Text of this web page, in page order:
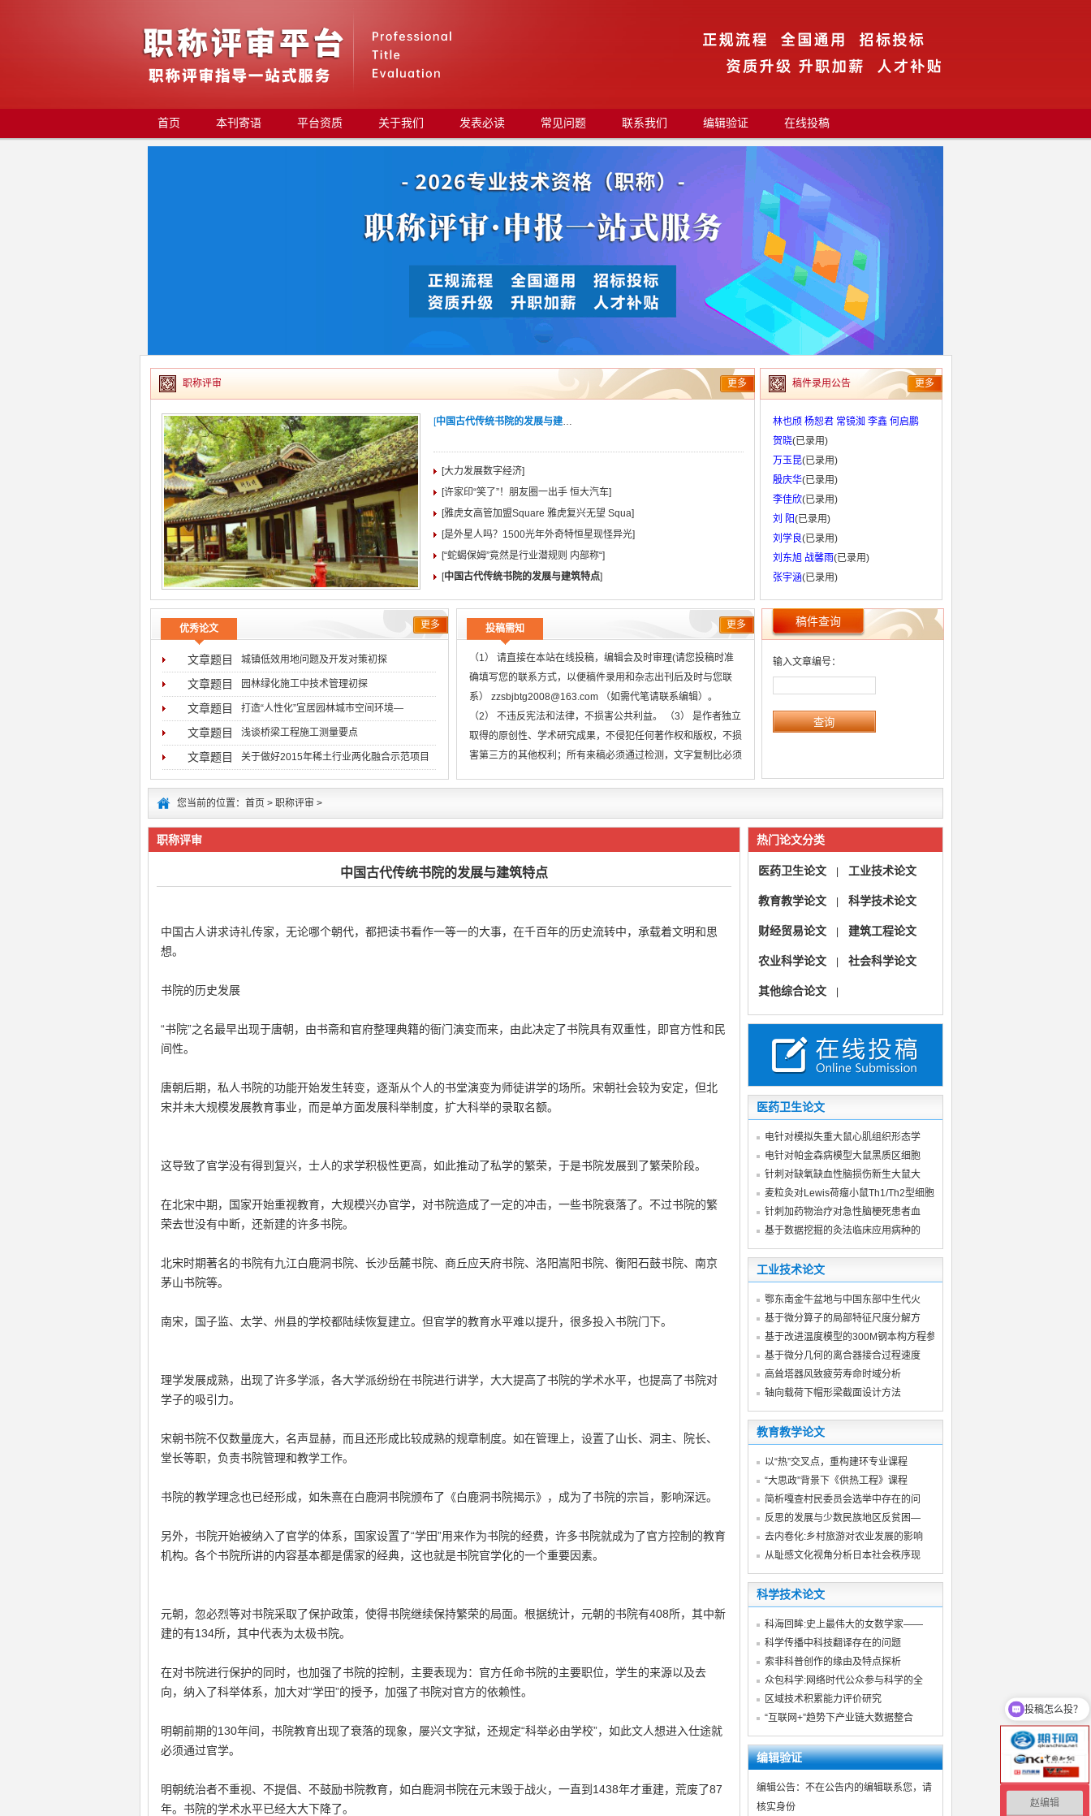
首页 本刊寄语 平台资质 关于我们 发表必读 常见问题 联系我们 编辑验证 在线投稿
职称评审 更多
[中国古代传统书院的发展与建筑特点
[大力发展数字经济]
[许家印“笑了”！朋友圈一出手 恒大汽车]
[雅虎女高管加盟Square 雅虎复兴无望 Squa]
[是外星人吗？1500光年外奇特恒星现怪异光]
[“蛇蝎保姆”竟然是行业潜规则 内部称“]
[中国古代传统书院的发展与建筑特点]
稿件录用公告 更多
林也颀 杨恕君 常镜洳 李鑫 何启鹏
贺晓(已录用)
万玉昆(已录用)
殷庆华(已录用)
李佳欣(已录用)
刘 阳(已录用)
刘学良(已录用)
刘东旭 战馨雨(已录用)
张宇涵(已录用)
优秀论文 更多
城镇低效用地问题及开发对策初探
文章题目
园林绿化施工中技术管理初探
文章题目
打造“人性化”宜居园林城市空间环境―
文章题目
浅谈桥梁工程施工测量要点
文章题目
关于做好2015年稀土行业两化融合示范项目
文章题目
投稿需知 更多
（1） 请直接在本站在线投稿，编辑会及时审理(请您投稿时准
确填写您的联系方式，以便稿件录用和杂志出刊后及时与您联
系） zzsbjbtg2008@163.com （如需代笔请联系编辑）。
（2） 不违反宪法和法律，不损害公共利益。 （3） 是作者独立
取得的原创性、学术研究成果，不侵犯任何著作权和版权，不损
害第三方的其他权利；所有来稿必须通过检测，文字复制比必须
稿件查询
输入文章编号：
您当前的位置： 首页 > 职称评审 >
职称评审
中国古代传统书院的发展与建筑特点
中国古人讲求诗礼传家，无论哪个朝代，都把读书看作一等一的大事，在千百年的历史流转中，承载着文明和思
想。
书院的历史发展
“书院”之名最早出现于唐朝，由书斋和官府整理典籍的衙门演变而来，由此决定了书院具有双重性，即官方性和民
间性。
唐朝后期，私人书院的功能开始发生转变，逐渐从个人的书堂演变为师徒讲学的场所。宋朝社会较为安定，但北
宋并未大规模发展教育事业，而是单方面发展科举制度，扩大科举的录取名额。
这导致了官学没有得到复兴，士人的求学积极性更高，如此推动了私学的繁荣，于是书院发展到了繁荣阶段。
在北宋中期，国家开始重视教育，大规模兴办官学，对书院造成了一定的冲击，一些书院衰落了。不过书院的繁
荣去世没有中断，还新建的许多书院。
北宋时期著名的书院有九江白鹿洞书院、长沙岳麓书院、商丘应天府书院、洛阳嵩阳书院、衡阳石鼓书院、南京
茅山书院等。
南宋，国子监、太学、州县的学校都陆续恢复建立。但官学的教育水平难以提升，很多投入书院门下。
理学发展成熟，出现了许多学派，各大学派纷纷在书院进行讲学，大大提高了书院的学术水平，也提高了书院对
学子的吸引力。
宋朝书院不仅数量庞大，名声显赫，而且还形成比较成熟的规章制度。如在管理上，设置了山长、洞主、院长、
堂长等职，负责书院管理和教学工作。
书院的教学理念也已经形成，如朱熹在白鹿洞书院颁布了《白鹿洞书院揭示》，成为了书院的宗旨，影响深远。
另外，书院开始被纳入了官学的体系，国家设置了“学田”用来作为书院的经费，许多书院就成为了官方控制的教育
机构。各个书院所讲的内容基本都是儒家的经典，这也就是书院官学化的一个重要因素。
元朝，忽必烈等对书院采取了保护政策，使得书院继续保持繁荣的局面。根据统计，元朝的书院有408所，其中新
建的有134所，其中代表为太极书院。
在对书院进行保护的同时，也加强了书院的控制，主要表现为：官方任命书院的主要职位，学生的来源以及去
向，纳入了科举体系，加大对“学田”的授予，加强了书院对官方的依赖性。
明朝前期的130年间，书院教育出现了衰落的现象，屡兴文字狱，还规定“科举必由学校”，如此文人想进入仕途就
必须通过官学。
明朝统治者不重视、不提倡、不鼓励书院教育，如白鹿洞书院在元末毁于战火，一直到1438年才重建，荒废了87
年。书院的学术水平已经大大下降了。
热门论文分类
医药卫生论文 工业技术论文
教育教学论文 科学技术论文
财经贸易论文 建筑工程论文
农业科学论文 社会科学论文
其他综合论文
医药卫生论文
电针对模拟失重大鼠心肌组织形态学
电针对帕金森病模型大鼠黑质区细胞
针刺对缺氧缺血性脑损伤新生大鼠大
麦粒灸对Lewis荷瘤小鼠Th1/Th2型细胞因
针刺加药物治疗对急性脑梗死患者血
基于数据挖掘的灸法临床应用病种的
工业技术论文
鄂东南金牛盆地与中国东部中生代火
基于微分算子的局部特征尺度分解方
基于改进温度模型的300M钢本构方程参
基于微分几何的离合器接合过程速度
高耸塔器风致疲劳寿命时域分析
轴向载荷下帽形梁截面设计方法
教育教学论文
以“热”交叉点，重构建环专业课程
“大思政”背景下《供热工程》课程
简析嘎查村民委员会选举中存在的问
反思的发展与少数民族地区反贫困—
去内卷化:乡村旅游对农业发展的影响
从耻感文化视角分析日本社会秩序现
科学技术论文
科海回眸:史上最伟大的女数学家——
科学传播中科技翻译存在的问题
索非科普创作的缘由及特点探析
众包科学:网络时代公众参与科学的全
区域技术积累能力评价研究
“互联网+”趋势下产业链大数据整合
编辑验证
编辑公告：不在公告内的编辑联系您，请
核实身份
赵编辑
你们是怎么收费的呢